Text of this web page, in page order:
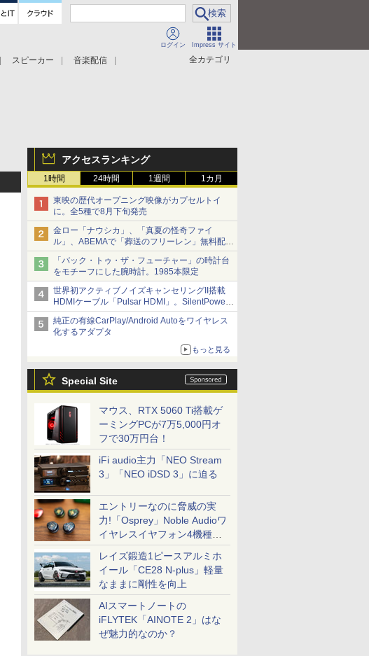
ログイン Impress サイト
全カテゴリ
スピーカー
音楽配信
アクセスランキング
1時間 24時間 1週間 1カ月
東映の歴代オープニング映像がカプセルトイ
に。全5種で8月下旬発売
金ロー「ナウシカ」、「真夏の怪奇ファイ
ル」、ABEMAで「葬送のフリーレン」無料配信
など。夏の特番・配信情報
「バック・トゥ・ザ・フューチャー」の時計台
をモチーフにした腕時計。1985本限定
世界初アクティブノイズキャンセリングII搭載
HDMIケーブル「Pulsar HDMI」。SilentPower
から
純正の有線CarPlay/Android Autoをワイヤレス
化するアダプタ
もっと見る
Special Site
マウス、RTX 5060 Ti搭載ゲ
ーミングPCが7万5,000円オ
フで30万円台！
iFi audio主力「NEO Stream
3」「NEO iDSD 3」に迫る
エントリーなのに脅威の実
力!「Osprey」Noble Audioワ
イヤレスイヤフォン4機種を
一気に聴く
レイズ鍛造1ピースアルミホ
イール「CE28 N-plus」軽量
なままに剛性を向上
AIスマートノートの
iFLYTEK「AINOTE 2」はな
ぜ魅力的なのか？